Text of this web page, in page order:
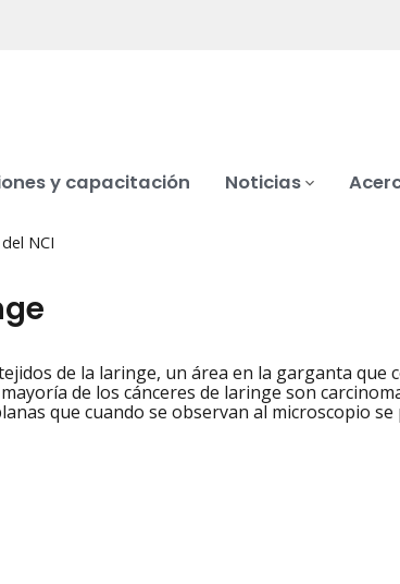
y capacitación Noticias
NCI
de la laringe, un área en la garganta que
de los cánceres de laringe son
que cuando se observan al microscopio